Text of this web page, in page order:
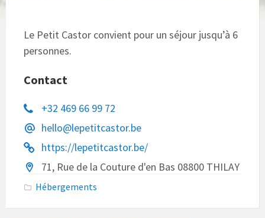
Le Petit Castor convient pour un séjour jusqu’à 6
personnes.
Contact
+32 469 66 99 72
hello@lepetitcastor.be
https://lepetitcastor.be/
71, Rue de la Couture d'en Bas 08800 THILAY
Hébergements